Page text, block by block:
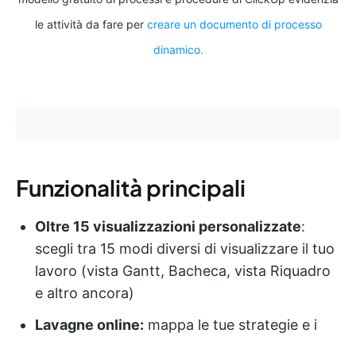
le attività da fare per creare un documento di processo
dinamico.
Funzionalità principali
Oltre 15 visualizzazioni personalizzate:
scegli tra 15 modi diversi di visualizzare il tuo
lavoro (vista Gantt, Bacheca, vista Riquadro
e altro ancora)
Lavagne online: mappa le tue strategie e i